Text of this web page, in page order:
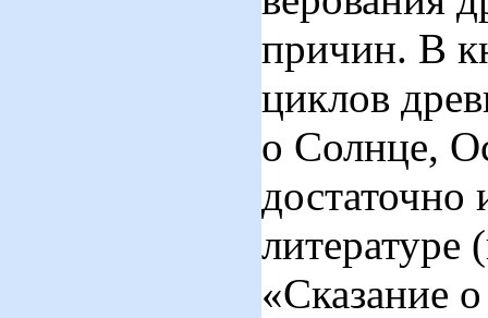
причин. В
циклов
о Солнце,
«Сказание